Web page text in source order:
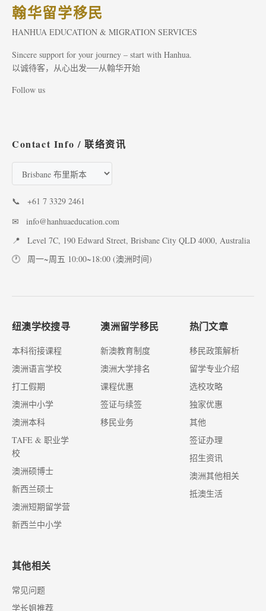
翰华留学移民
HANHUA EDUCATION & MIGRATION SERVICES
Sincere support for your journey – start with Hanhua.
以诚待客，从心出发──从翰华开始
Follow us
Contact Info / 联络资讯
📞
+61 7 3329 2461
✉
info@hanhuaeducation.com
📍
Level 7C, 190 Edward Street, Brisbane City QLD 4000, Australia
🕐
周一~周五 10:00~18:00 (澳洲时间)
纽澳学校搜寻
本科衔接课程
澳洲语言学校
打工假期
澳洲中小学
澳洲本科
TAFE & 职业学
校
澳洲硕博士
新西兰硕士
澳洲短期留学营
新西兰中小学
澳洲留学移民
新澳教育制度
澳洲大学排名
课程优惠
签证与续签
移民业务
热门文章
移民政策解析
留学专业介绍
选校攻略
独家优惠
其他
签证办理
招生资讯
澳洲其他相关
抵澳生活
其他相关
常见问题
学长姐推荐